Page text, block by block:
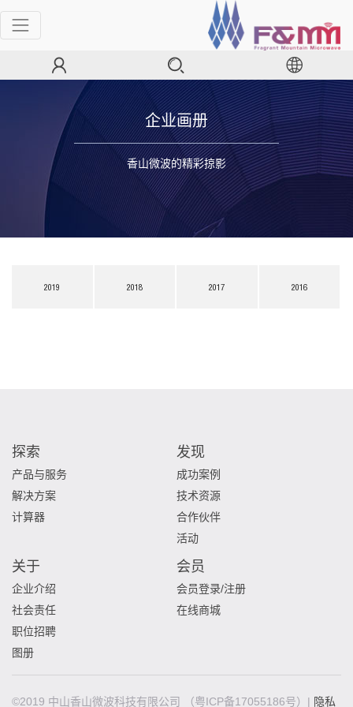
企业画册
香山微波的精彩掠影
2019 2018 2017 2016
探索
产品与服务
解决方案
计算器
发现
成功案例
技术资源
合作伙伴
活动
关于
企业介绍
社会责任
职位招聘
图册
会员
会员登录/注册
在线商城
©2019 中山香山微波科技有限公司 （粤ICP备17055186号）| 隐私